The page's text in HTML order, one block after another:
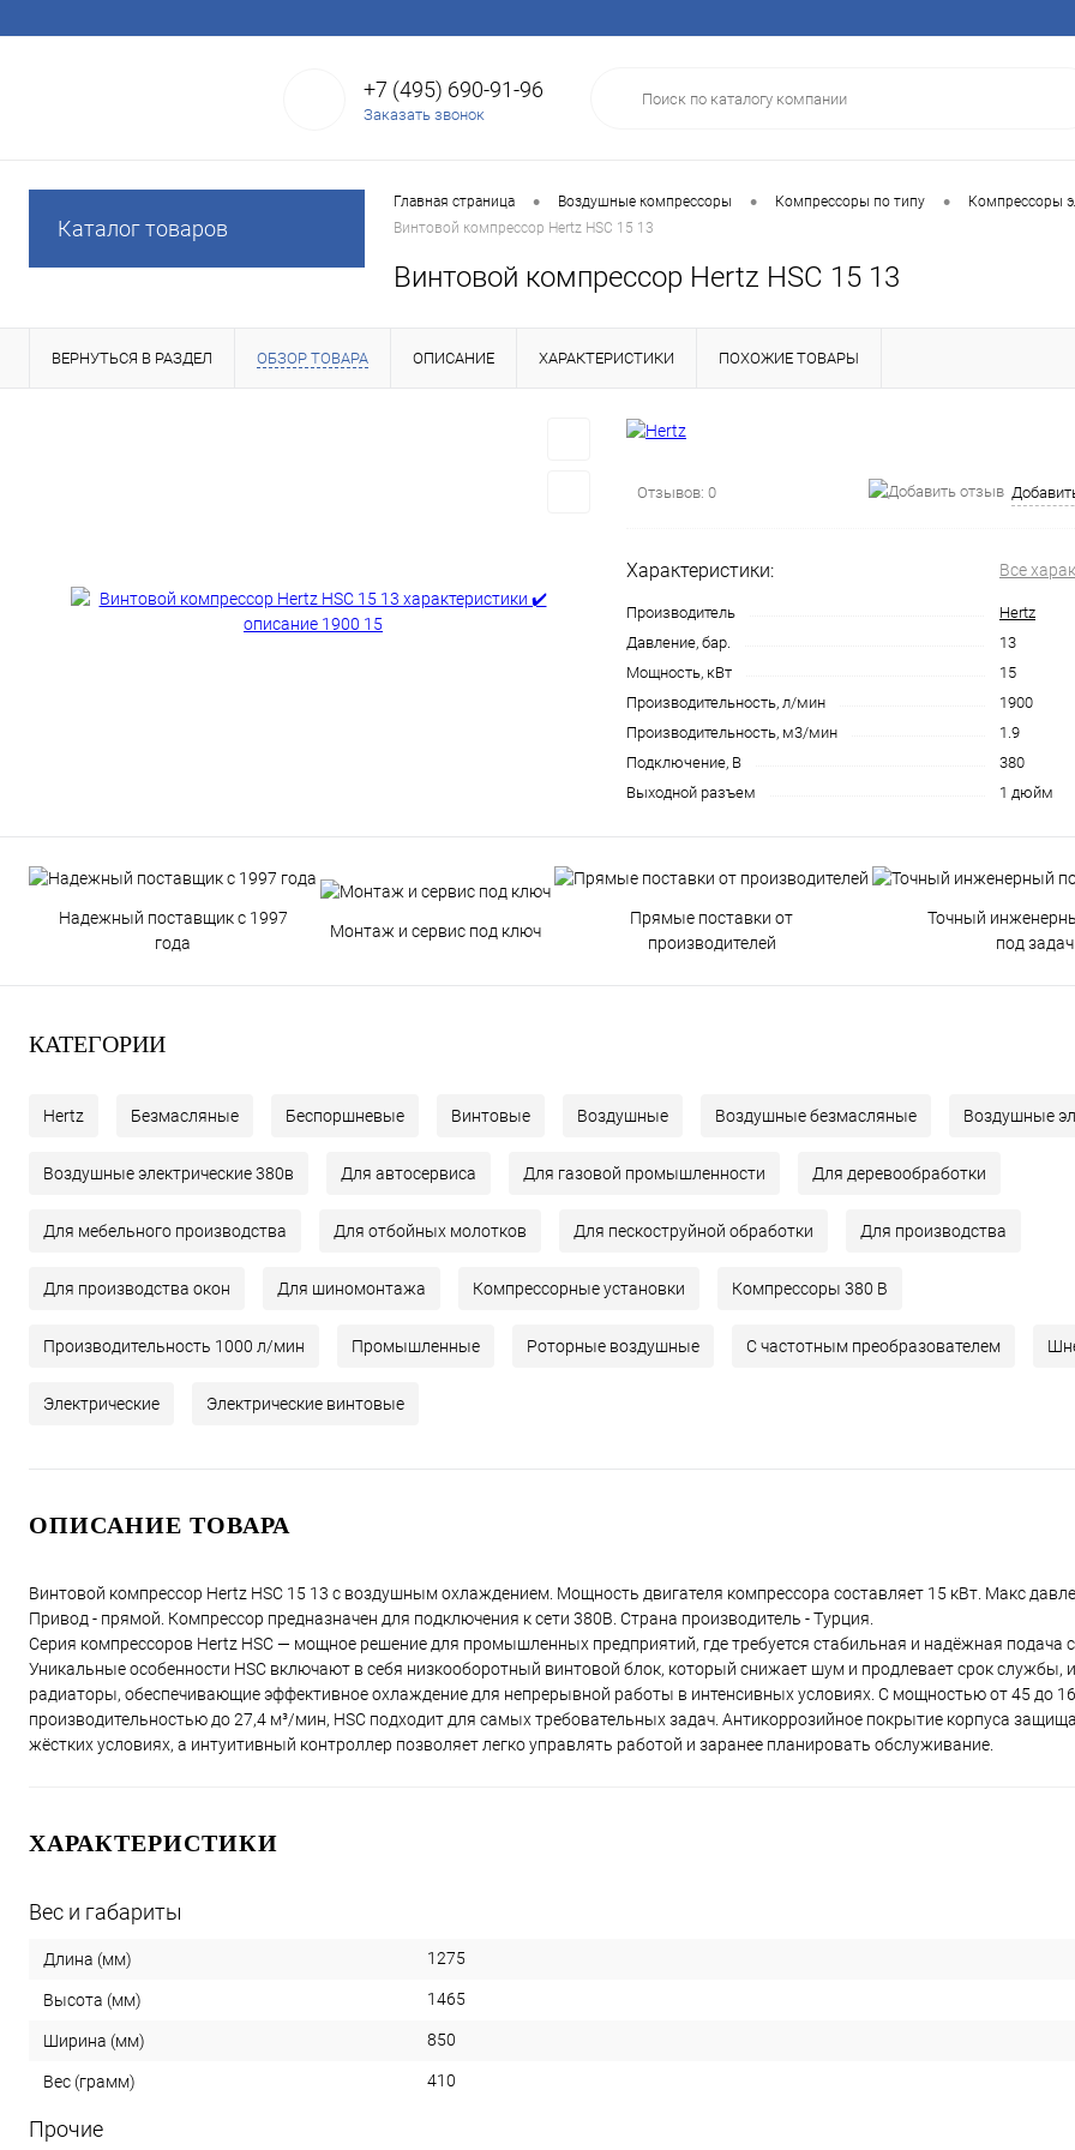
+7 (495) 690-91-96
Заказать звонок
Каталог товаров
Главная страница • Воздушные компрессоры • Компрессоры по типу •
Компрессоры
Винтовой компрессор Hertz HSC 15 13
Винтовой компрессор Hertz HSC 15 13
ВЕРНУТЬСЯ В РАЗДЕЛ ОБЗОР ТОВАРА ОПИСАНИЕ ХАРАКТЕРИСТИКИ ПОХОЖИЕ ТОВАРЫ
Отзывов: 0
Характеристики: Все
Производитель
Hertz
Давление, бар.
13
Мощность, кВт
15
Производительность, л/мин
1900
Производительность, м3/мин
1.9
Подключение, В
380
Выходной разъем
1 дюйм
Надежный поставщик с 1997
года
Монтаж и сервис под ключ
Прямые поставки от
производителей
Точный
под
КАТЕГОРИИ
Hertz Безмасляные Беспоршневые Винтовые Воздушные Воздушные безмасляные Воздушные
Воздушные электрические 380в Для автосервиса Для газовой промышленности Для деревообработки
Для мебельного производства Для отбойных молотков Для пескоструйной обработки Для производства
Для производства окон Для шиномонтажа Компрессорные установки Компрессоры 380 В
Производительность 1000 л/мин Промышленные Роторные воздушные С частотным преобразователем
Электрические Электрические винтовые
ОПИСАНИЕ ТОВАРА
Винтовой компрессор Hertz HSC 15 13 с воздушным охлаждением. Мощность двигателя компрессора составляет 15 кВт. Макс
Привод - прямой. Компрессор предназначен для подключения к сети 380В. Страна производитель - Турция.
Серия компрессоров Hertz HSC — мощное решение для промышленных предприятий, где требуется стабильная и надёжная подача
Уникальные особенности HSC включают в себя низкооборотный винтовой блок, который снижает шум и продлевает срок
радиаторы, обеспечивающие эффективное охлаждение для непрерывной работы в интенсивных условиях. С мощностью от 45 до
производительностью до 27,4 м³/мин, HSC подходит для самых требовательных задач. Антикоррозийное покрытие корпуса
жёстких условиях, а интуитивный контроллер позволяет легко управлять работой и заранее планировать обслуживание.
ХАРАКТЕРИСТИКИ
Вес и габариты
Длина (мм) 1275
Высота (мм) 1465
Ширина (мм) 850
Вес (грамм) 410
Прочие